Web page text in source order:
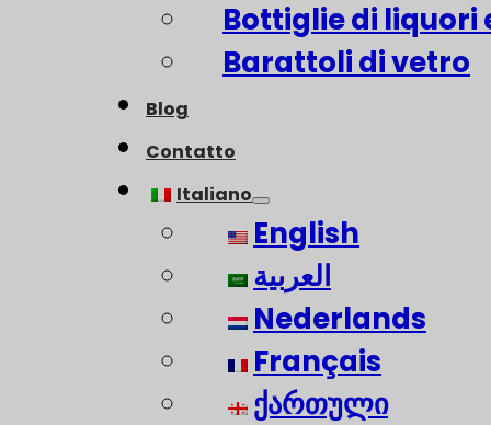
Bottiglie di liquori
Barattoli di vetro
Blog
Contatto
Italiano
English
العربية
Nederlands
Français
ქართული